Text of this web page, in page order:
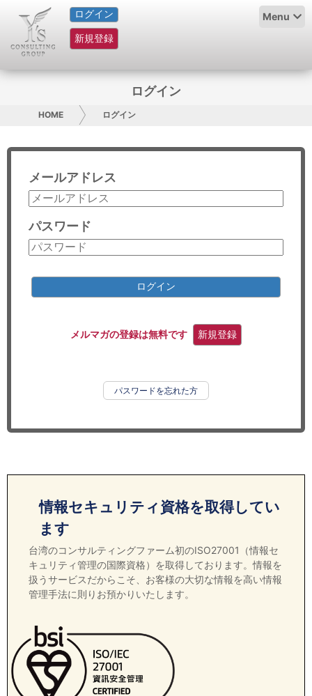
ログイン
新規登録
Menu
HOME
サービス紹介
グループ概要
採用情報
お問い合わせ
コンサルティング
リサーチ
ログイン
HOME ログイン
メールアドレス
パスワード
ログイン
メルマガの登録は無料です 新規登録
パスワードを忘れた方
情報セキュリティ資格を取得してい
ます
台湾のコンサルティングファーム初のISO27001（情報セ
キュリティ管理の国際資格）を取得しております。情報を
扱うサービスだからこそ、お客様の大切な情報を高い情報
管理手法に則りお預かりいたします。